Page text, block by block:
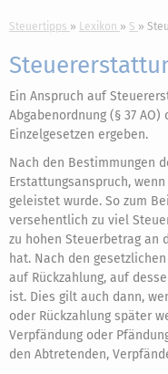
Steuertipps Lexikon S
Ein Anspruch auf
Abgabenordnung (§ 37
Einzelgesetzen ergeben.
Nach den Bestimmungen
Erstattungsanspruch,
geleistet wurde. So zum
versehentlich zu viel
zu hohen Steuerbetrag an
hat. Nach den
auf Rückzahlung, auf
ist. Dies gilt auch dann,
oder Rückzahlung später
Verpfändung oder
den Abtretenden,